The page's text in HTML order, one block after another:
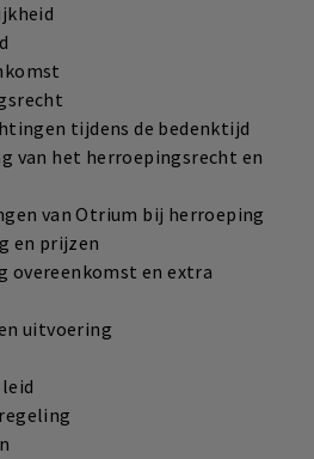
tijdens de bedenktijd
van het herroepingsrecht en
van Otrium bij herroeping
en prijzen
overeenkomst en extra
uitvoering